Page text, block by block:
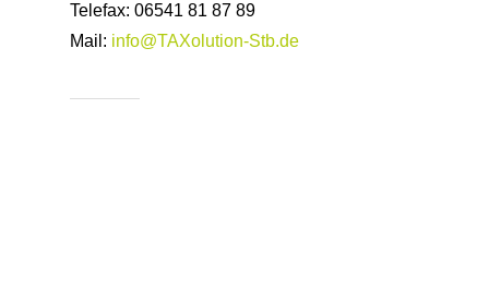
Telefax: 06541 81 87 89
Mail: info@TAXolution-Stb.de